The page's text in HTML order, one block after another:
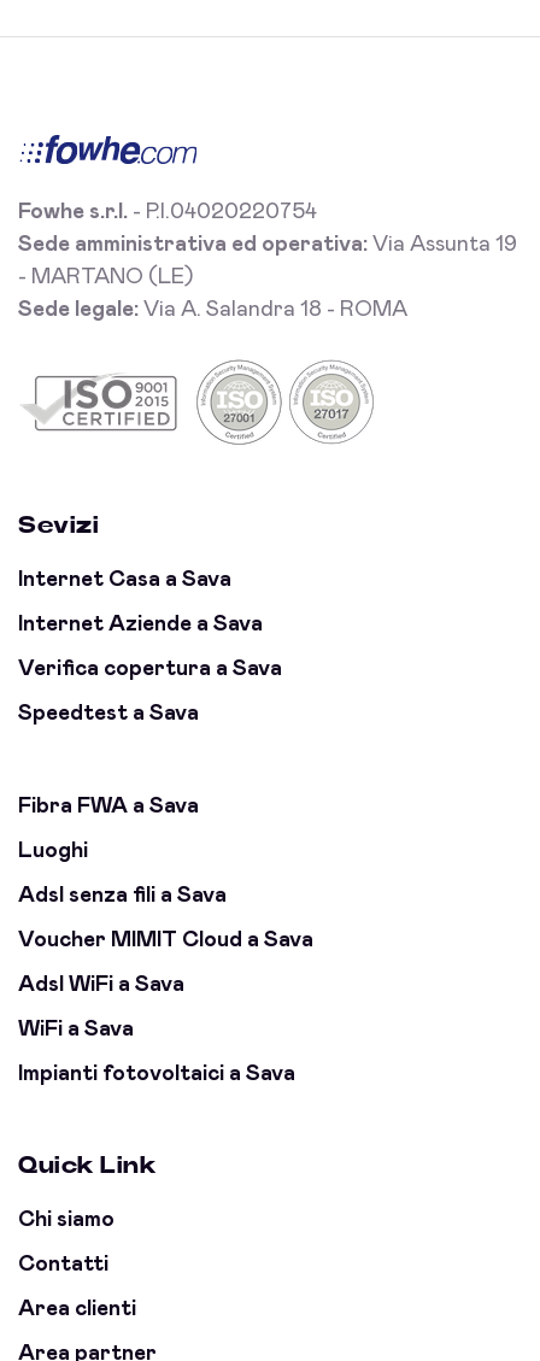
Fowhe s.r.l. - P.I.04020220754
Sede amministrativa ed operativa: Via Assunta 19
- MARTANO (LE)
Sede legale: Via A. Salandra 18 - ROMA
Sevizi
Internet Casa a Sava
Internet Aziende a Sava
Verifica copertura a Sava
Speedtest a Sava
Fibra FWA a Sava
Luoghi
Adsl senza fili a Sava
Voucher MIMIT Cloud a Sava
Adsl WiFi a Sava
WiFi a Sava
Impianti fotovoltaici a Sava
Quick Link
Chi siamo
Contatti
Area clienti
Area partner